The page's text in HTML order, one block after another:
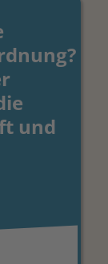
und